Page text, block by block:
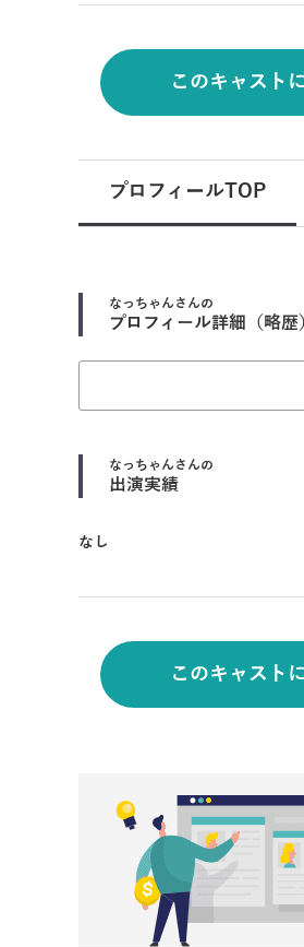
このキャスト
プロフィールTOP
なっちゃん さんの
プロフィール詳細（略歴
なっちゃん さんの
出演実績
なし
このキャスト